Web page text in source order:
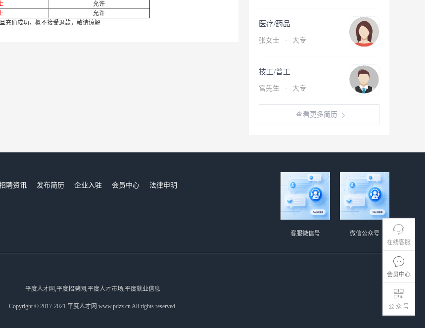
在线客服
会员中心
公 众 号
允许
允许
充值成功，概不接受退款，敬请谅解
医疗/药品
张女士 · 大专
技工/普工
宫先生 · 大专
查看更多简历
聘资讯 发布简历 企业入驻 会员中心
法律申明
微信公众号
客服微信号
平度人才网,平度招聘网,平度人才市场,平度就业信息
Copyright © 2017-2021 平度人才网 www.pdzz.cn All rights reserved.